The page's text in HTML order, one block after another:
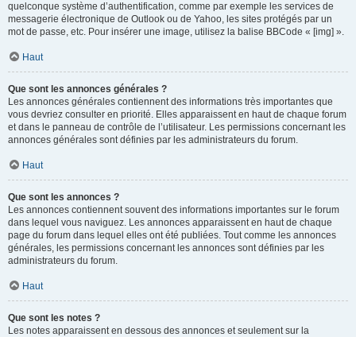
quelconque système d’authentification, comme par exemple les services de
messagerie électronique de Outlook ou de Yahoo, les sites protégés par un
mot de passe, etc. Pour insérer une image, utilisez la balise BBCode « [img] ».
Haut
Que sont les annonces générales ?
Les annonces générales contiennent des informations très importantes que
vous devriez consulter en priorité. Elles apparaissent en haut de chaque forum
et dans le panneau de contrôle de l’utilisateur. Les permissions concernant les
annonces générales sont définies par les administrateurs du forum.
Haut
Que sont les annonces ?
Les annonces contiennent souvent des informations importantes sur le forum
dans lequel vous naviguez. Les annonces apparaissent en haut de chaque
page du forum dans lequel elles ont été publiées. Tout comme les annonces
générales, les permissions concernant les annonces sont définies par les
administrateurs du forum.
Haut
Que sont les notes ?
Les notes apparaissent en dessous des annonces et seulement sur la